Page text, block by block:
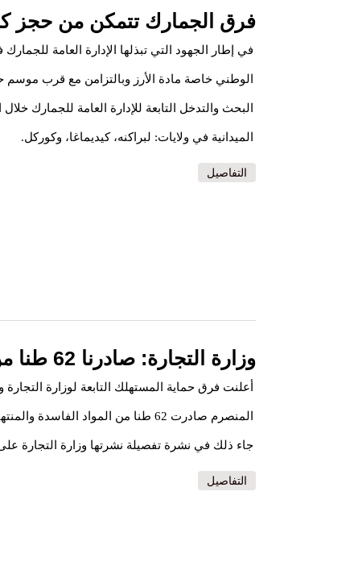
فرق الجمارك تتمكن من حجز
في إطار الجهود التي تبذلها الإدارة العامة
الوطني خاصة مادة الأرز وبالتزامن مع قرب موسم
الميدانية في ولايات: لبراكنه، كيديماغا، وكوركل.
التفاصيل
وزارة التجارة: صادرنا 62 طنا من المواد الفاسدة والمنتهية الصلاحية و115 مواد منتهية الصلاحية
أعلنت فرق حماية المستهلك التابعة لوزارة
المنصرم صادرت 62 طنا من المواد الفاسدة والمنتهية الصلاحية و115 مواد منتهية الصلاحية.
جاء ذلك في نشرة تفصيلة نشرتها وزارة التجارة
التفاصيل